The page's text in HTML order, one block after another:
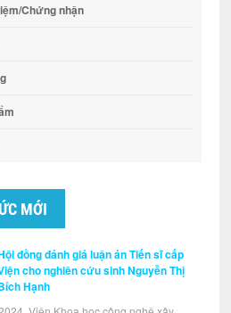
Chứng nhận
MỚI
đồng đánh giá luận án Tiến sĩ cấp
cho nghiên cứu sinh Nguyễn Thị
Hạnh